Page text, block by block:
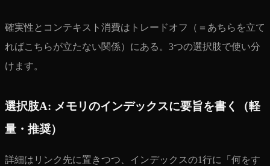
確実性とコンテキスト消費はトレードオフ（＝あちらを立て
ればこちらが立たない関係）にある。3つの選択肢で使い分
けます。
選択肢A: メモリのインデックスに要旨を書く（軽
量・推奨）
詳細はリンク先に置きつつ、インデックスの1行に「何をす